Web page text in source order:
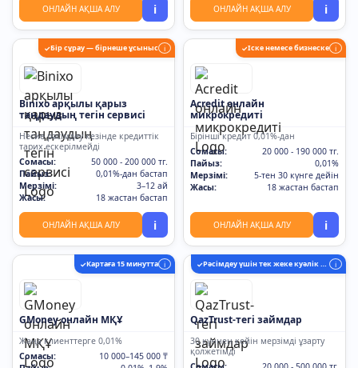
ОНЛАЙН АҚША АЛУ i ОНЛАЙН АҚША АЛУ i
✓Бір сұрау — бірнеше ұсыныс i
Binixo арқылы қарыз
таңдаудың тегін сервисі
Несие рәсімдеу кезінде кредиттік
тарих ескерілмейді
Сомасы:
50 000 - 200 000 тг.
Пайыз:
0,01%-дан бастап
Мерзімі:
3–12 ай
Жасы:
18 жастан бастап
ОНЛАЙН АҚША АЛУ i
✓Іске немесе бизнеске i
Acredit онлайн
микрокредиті
Бірінші кредит 0,01%-дан
Сомасы:
20 000 - 190 000 тг.
Пайыз:
0,01%
Мерзімі:
5-тен 30 күнге дейін
Жасы:
18 жастан бастап
ОНЛАЙН АҚША АЛУ i
✓Картаға 15 минутта i
GMoney онлайн МҚҰ
Жаңа клиенттерге 0,01%
Сомасы:
10 000–145 000 ₸
✓ Рәсімдеу үшін тек жеке куәлік қажет i
QazTrust-тегі займдар
30 күннен кейін мерзімді ұзарту
қолжетімді